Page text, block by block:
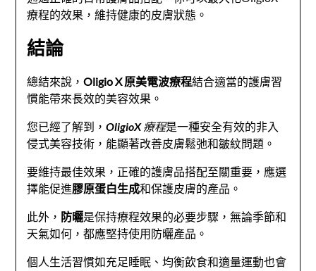
療程的效果，維持健康的皮膚狀態。
結論
總結來說，Oligio X 原美電波療程結合適當的護膚習
慣能帶來長效的美容效果。
您已經了解到，OligioX 療程是一種安全有效的非入
侵式美容技術，能顯著改善皮膚鬆弛和皺紋問題。
要維持最佳效果，正確的護膚品搭配至關重要，應選
擇能促進膠原蛋白生成和保護皮膚的產品。
此外， 防曬是保持療程效果的必要步驟，無論季節和
天氣如何，都應堅持使用防曬產品。
個人生活習慣如充足睡眠、均衡飲食和適量運動也會